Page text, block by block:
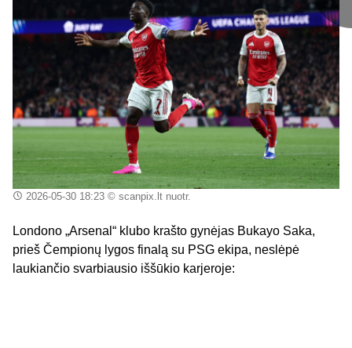
2026-05-30 18:23© scanpix.lt nuotr.
Londono „Arsenal“ klubo krašto gynėjas Bukayo Saka,
prieš Čempionų lygos finalą su PSG ekipa, neslėpė
laukiančio svarbiausio iššūkio karjeroje: